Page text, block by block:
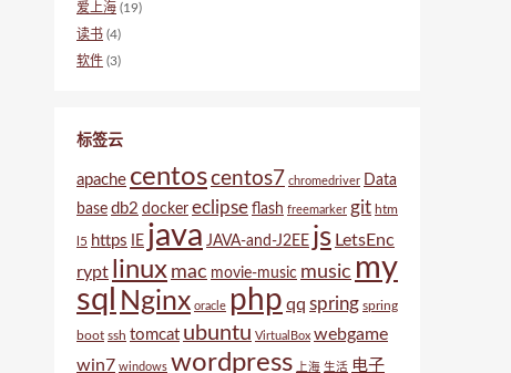
爱上海 (19)
读书 (4)
软件 (3)
标签云
apache centoscentos7 chromedriver Data
base db2 docker eclipse flash freemarker git htm
l5 https IE java JAVA-and-J2EE js LetsEnc
rypt
linux mac movie-music music my
sql Nginx oracle php qq spring spring
boot ssh tomcat ubuntu VirtualBox webgame
win7 windows wordpress 上海 生活 电子